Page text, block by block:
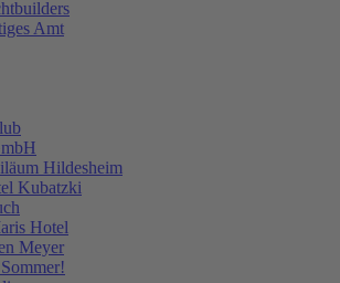
Amt
Hildesheim
Kubatzki
Hotel
Meyer